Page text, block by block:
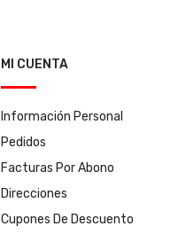
MI CUENTA
Información Personal
Pedidos
Facturas Por Abono
Direcciones
Cupones De Descuento